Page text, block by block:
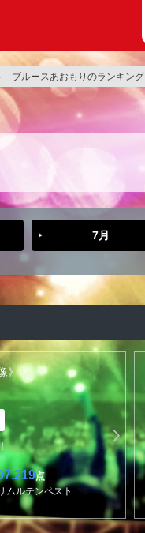
ブルースあおもりのランキング
7月
》
点
ムルテンペスト